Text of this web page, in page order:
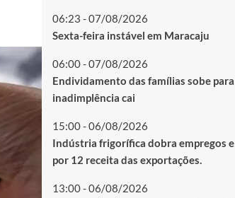
06:23 - 07/08/2026
Sexta-feira instável em Maracaju
06:00 - 07/08/2026
Endividamento das famílias sobe para
inadimplência cai
15:00 - 06/08/2026
Indústria frigorífica dobra empregos
por 12 receita das exportações.
13:00 - 06/08/2026